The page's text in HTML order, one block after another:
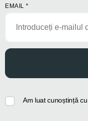
EMAIL *
Am luat cunoștință cu